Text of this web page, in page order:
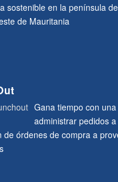
sostenible en la península
de Mauritania
Gana tiempo con
administrar pedidos
de órdenes de compra a